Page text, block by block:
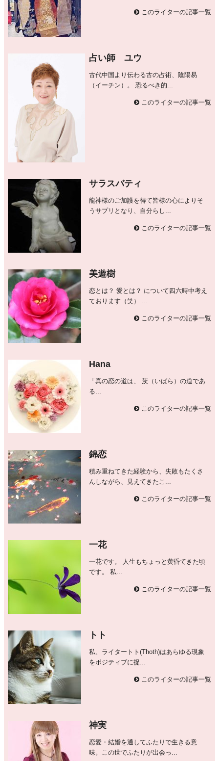
このライターの記事一覧
占い師 ユウ
古代中国より伝わる古の占術、陰陽易
（イーチン）。 恐るべき的...
このライターの記事一覧
サラスバティ
龍神様のご加護を得て皆様の心によりそ
うサプリとなり、自分らし...
このライターの記事一覧
美遊樹
恋とは？ 愛とは？ について四六時中考え
ております（笑） ...
このライターの記事一覧
Hana
「真の恋の道は、 茨（いばら）の道であ
る...
このライターの記事一覧
錦恋
積み重ねてきた経験から、失敗もたくさ
んしながら、見えてきたこ...
このライターの記事一覧
一花
一花です。 人生もちょっと黄昏てきた頃
です。 私...
このライターの記事一覧
トト
私、ライタートト(Thoth)はあらゆる現象
をポジティブに捉...
このライターの記事一覧
神実
恋愛・結婚を通してふたりで生きる意
味。この世でふたりが出会っ...